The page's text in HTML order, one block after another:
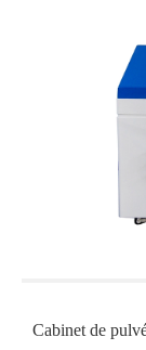
Cabinet de